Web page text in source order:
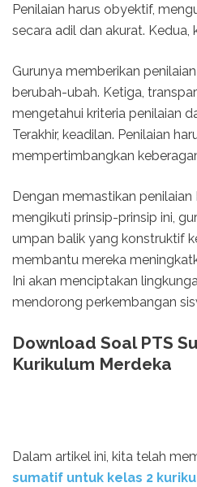
Penilaian harus obyektif,
secara adil dan akurat. Kedua,
Gurunya memberikan
berubah-ubah. Ketiga,
mengetahui kriteria penilaian
Terakhir, keadilan. Penilaian
mempertimbangkan
Dengan memastikan penilaian
mengikuti prinsip-prinsip ini,
umpan balik yang konstruktif
membantu mereka
Ini akan menciptakan
mendorong perkembangan
Download Soal PTS
Kurikulum Merdeka
Dalam artikel ini, kita telah
sumatif untuk kelas 2